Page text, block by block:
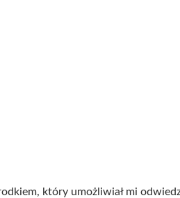
który umożliwiał mi